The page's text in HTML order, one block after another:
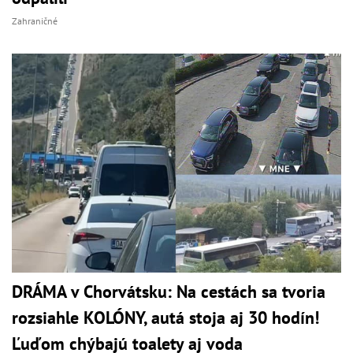
Zahraničné
DRÁMA v Chorvátsku: Na cestách sa tvoria
rozsiahle KOLÓNY, autá stoja aj 30 hodín!
Ľuďom chýbajú toalety aj voda